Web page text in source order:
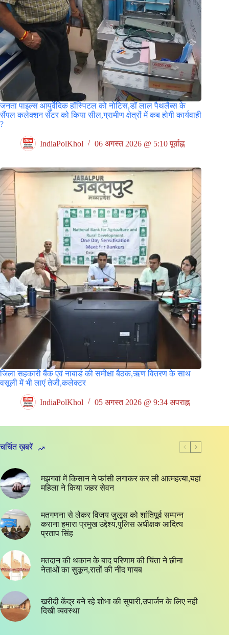
जनता पाइल्स आयुर्वेदिक हॉस्पिटल को नोटिस,डॉ लाल पैथलैब्स के
सैंपल कलेक्शन सेंटर को किया सील,ग्रामीण क्षेत्रों में कब होगी कार्यवाही
?
IndiaPolKhol 06 अगस्त 2026 @ 5:10 पूर्वाह्न
जिला सहकारी बैंक एवं नाबार्ड की समीक्षा बैठक,ऋण वितरण के साथ
वसूली में भी लाएं तेजी,कलेक्टर
IndiaPolKhol 05 अगस्त 2026 @ 9:34 अपराह्न
चर्चित ख़बरें
मझगवां में किसान ने फांसी लगाकर कर ली आत्महत्या,यहां
महिला ने किया जहर सेवन
मतगणना से लेकर विजय जुलूस को शांतिपूर्व सम्पन्न
कराना हमारा प्रमुख उद्देश्य,पुलिस अधीक्षक आदित्य
प्रताप सिंह
मतदान की थकान के बाद परिणाम की चिंता ने छीना
नेताओं का सुकून,रातों की नींद गायब
खरीदी केंद्र बने रहे शोभा की सुपारी,उपार्जन के लिए नही
दिखी व्यवस्था